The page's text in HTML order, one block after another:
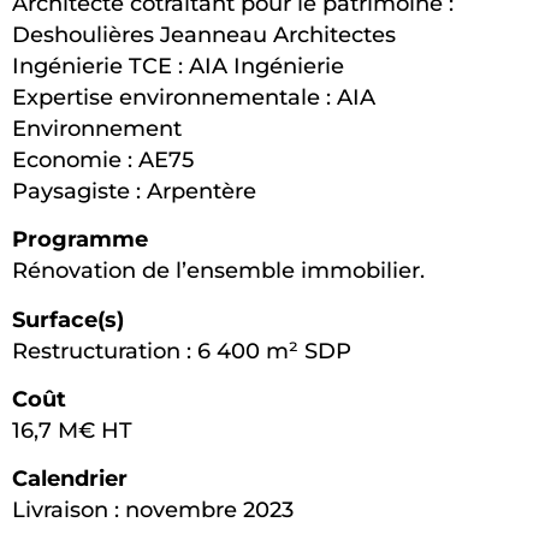
Deshoulières Jeanneau Architectes
Ingénierie TCE : AIA Ingénierie
Expertise environnementale : AIA
Environnement
Economie : AE75
Paysagiste : Arpentère
Programme
Rénovation de l’ensemble immobilier.
Surface(s)
Restructuration : 6 400 m² SDP
Coût
16,7 M€ HT
Calendrier
Livraison : novembre 2023